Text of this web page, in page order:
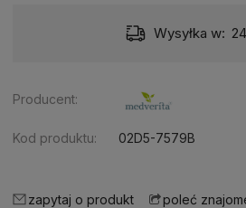
Wysyłka w:
Producent:
Kod produktu: 02D5-7579B
zapytaj o produkt poleć